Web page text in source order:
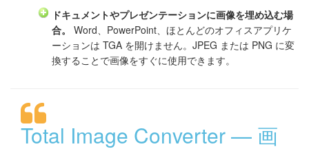
ドキュメントやプレゼンテーションに画像を埋め込む場
合。
Word、PowerPoint、ほとんどのオフィスアプリケ
ーションは TGA を開けません。JPEG または PNG に変
換することで画像をすぐに使用できます。
Total Image Converter — 画